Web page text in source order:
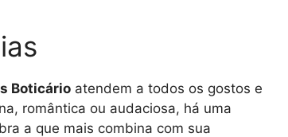
Boticário atendem a todos os gostos e
romântica ou audaciosa, há uma
a que mais combina com sua